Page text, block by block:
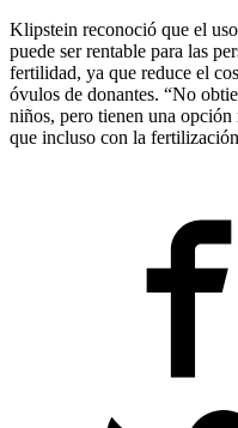
Klipstein reconoció que el
puede ser rentable para las
fertilidad, ya que reduce el
óvulos de donantes. “No
niños, pero tienen una
que incluso con la